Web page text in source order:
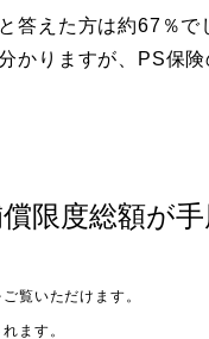
答えた方は約67％で
かりますが、PS保
限度総額が
覧いただけます。
ます。